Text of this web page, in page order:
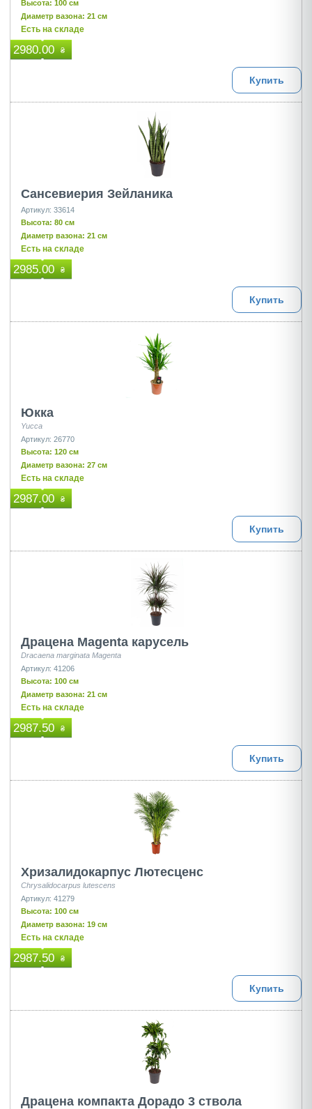
Высота: 100 см
Диаметр вазона: 21 см
Есть на складе
2980.00 ₴
Купить
Сансевиерия Зейланика
Артикул: 33614
Высота: 80 см
Диаметр вазона: 21 см
Есть на складе
2985.00 ₴
Купить
Юкка
Yucca
Артикул: 26770
Высота: 120 см
Диаметр вазона: 27 см
Есть на складе
2987.00 ₴
Купить
Драцена Magenta карусель
Dracaena marginata Magenta
Артикул: 41206
Высота: 100 см
Диаметр вазона: 21 см
Есть на складе
2987.50 ₴
Купить
Хризалидокарпус Лютесценс
Chrysalidocarpus lutescens
Артикул: 41279
Высота: 100 см
Диаметр вазона: 19 см
Есть на складе
2987.50 ₴
Купить
Драцена компакта Дорадо 3 ствола